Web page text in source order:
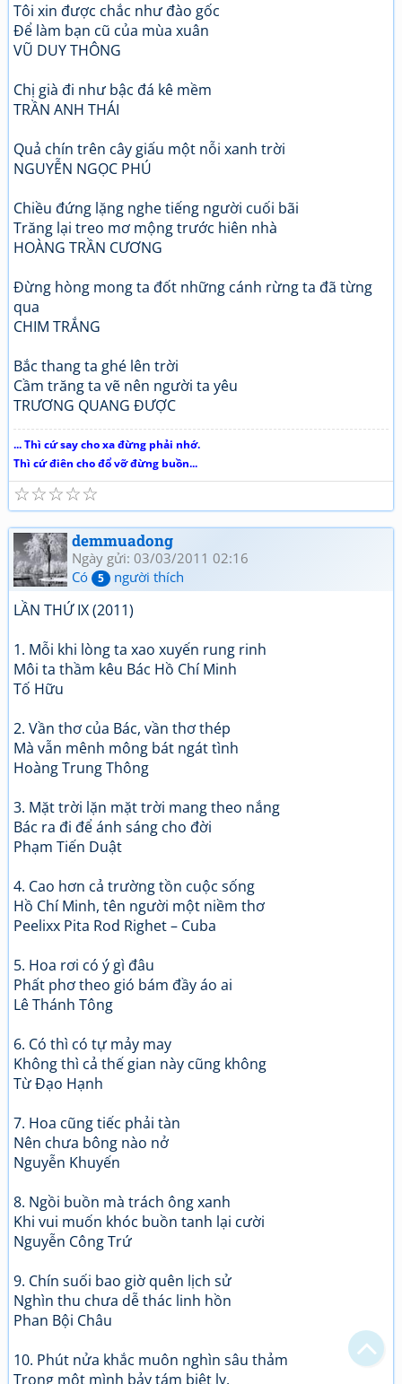
Tôi xin được chắc như đào gốc
Để làm bạn cũ của mùa xuân
VŨ DUY THÔNG
Chị già đi như bậc đá kê mềm
TRẦN ANH THÁI
Quả chín trên cây giấu một nỗi xanh trời
NGUYỄN NGỌC PHÚ
Chiều đứng lặng nghe tiếng người cuối bãi
Trăng lại treo mơ mộng trước hiên nhà
HOÀNG TRẦN CƯƠNG
Đừng hòng mong ta đốt những cánh rừng ta đã từng
qua
CHIM TRẮNG
Bắc thang ta ghé lên trời
Cầm trăng ta vẽ nên người ta yêu
TRƯƠNG QUANG ĐƯỢC
... Thì cứ say cho xa đừng phải nhớ.
Thì cứ điên cho đổ vỡ đừng buồn...
☆
☆
☆
☆
☆
demmuadong
Ngày gửi: 03/03/2011 02:16
Có
5 người thích
LẦN THỨ IX (2011)
1. Mỗi khi lòng ta xao xuyến rung rinh
Môi ta thầm kêu Bác Hồ Chí Minh
Tố Hữu
2. Vần thơ của Bác, vần thơ thép
Mà vẫn mênh mông bát ngát tình
Hoàng Trung Thông
3. Mặt trời lặn mặt trời mang theo nắng
Bác ra đi để ánh sáng cho đời
Phạm Tiến Duật
4. Cao hơn cả trường tồn cuộc sống
Hồ Chí Minh, tên người một niềm thơ
Peelixx Pita Rod Righet – Cuba
5. Hoa rơi có ý gì đâu
Phất phơ theo gió bám đầy áo ai
Lê Thánh Tông
6. Có thì có tự mảy may
Không thì cả thế gian này cũng không
Từ Đạo Hạnh
7. Hoa cũng tiếc phải tàn
Nên chưa bông nào nở
Nguyễn Khuyến
8. Ngồi buồn mà trách ông xanh
Khi vui muốn khóc buồn tanh lại cười
Nguyễn Công Trứ
9. Chín suối bao giờ quên lịch sử
Nghìn thu chưa dễ thác linh hồn
Phan Bội Châu
10. Phút nửa khắc muôn nghìn sâu thảm
Trong một mình bảy tám biệt ly.
Chỉ dẫn làm quen
Xem sau
Không hiện lại
Bạn bị lạc trong Thi Viện vì có nội dung quá đồ sộ?